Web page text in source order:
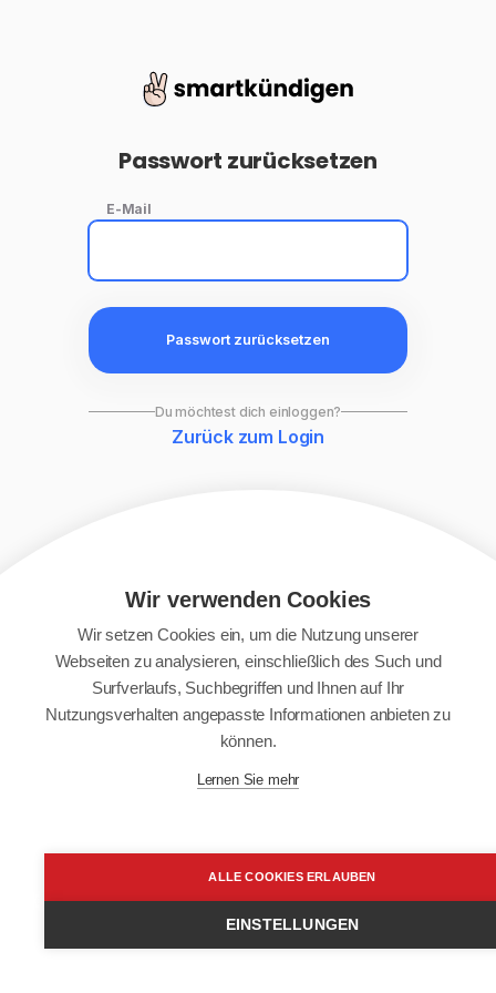
Passwort zurücksetzen
E-Mail
Passwort zurücksetzen
Du möchtest dich einloggen?
Zurück zum Login
Wir verwenden Cookies
Wir setzen Cookies ein, um die Nutzung unserer
Webseiten zu analysieren, einschließlich des Such und
Surfverlaufs, Suchbegriffen und Ihnen auf Ihr
Nutzungsverhalten angepasste Informationen anbieten zu
können.
Lernen Sie mehr
ALLE COOKIES ERLAUBEN
EINSTELLUNGEN